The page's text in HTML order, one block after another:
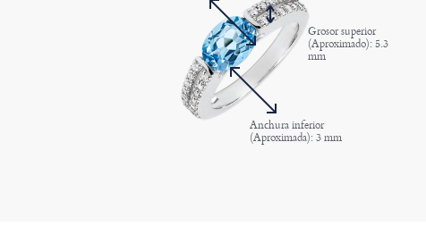
Grosor superior
(Aproximado): 5.3
mm
Anchura inferior
(Aproximada): 3 mm